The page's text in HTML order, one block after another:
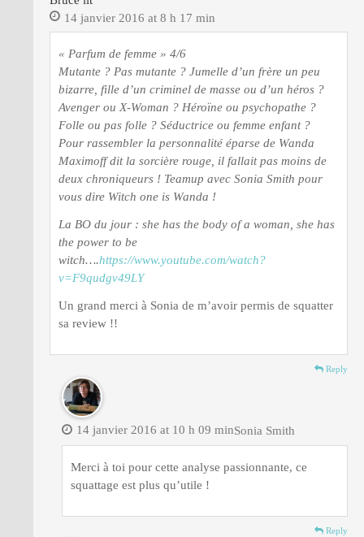
14 janvier 2016 at 8 h 17 min
« Parfum de femme » 4/6
Mutante ? Pas mutante ? Jumelle d’un frère un peu
bizarre, fille d’un criminel de masse ou d’un héros ?
Avenger ou X-Woman ? Héroïne ou psychopathe ?
Folle ou pas folle ? Séductrice ou femme enfant ?
Pour rassembler la personnalité éparse de Wanda
Maximoff dit la sorcière rouge, il fallait pas moins de
deux chroniqueurs ! Teamup avec Sonia Smith pour
vous dire Witch one is Wanda !
La BO du jour : she has the body of a woman, she has
the power to be
witch….https://www.youtube.com/watch?
v=F9qudgv49LY
Un grand merci à Sonia de m’avoir permis de squatter
sa review !!
Reply
Sonia Smith
14 janvier 2016 at 10 h 09 min
Merci à toi pour cette analyse passionnante, ce
squattage est plus qu’utile !
Reply